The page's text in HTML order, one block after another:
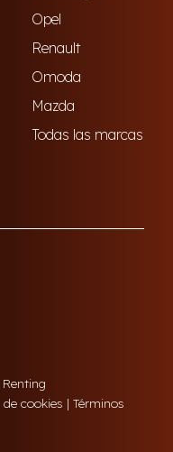
Opel
Renault
Omoda
Mazda
Todas las marcas
de cookies | Términos